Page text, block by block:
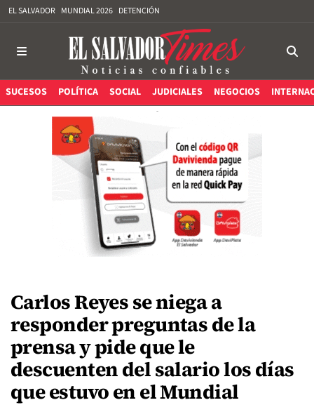
EL SALVADOR MUNDIAL 2026 DETENCIÓN
SUCESOS POLÍTICA SOCIAL JUDICIALES NEGOCIOS
Carlos Reyes se niega a
responder preguntas de la
prensa y pide que le
descuenten del salario los días
que estuvo en el Mundial